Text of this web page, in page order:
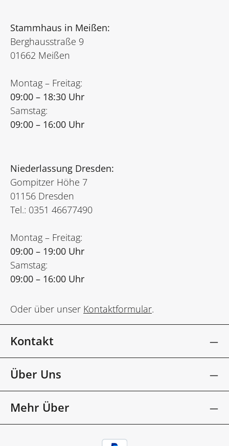
Stammhaus in Meißen:
Berghausstraße 9
01662 Meißen
Montag – Freitag:
09:00 – 18:30 Uhr
Samstag:
09:00 – 16:00 Uhr
Niederlassung Dresden:
Gompitzer Höhe 7
01156 Dresden
Tel.: 0351 46677490
Montag – Freitag:
09:00 – 19:00 Uhr
Samstag:
09:00 – 16:00 Uhr
Oder über unser Kontaktformular.
Kontakt
Über Uns
Mehr Über